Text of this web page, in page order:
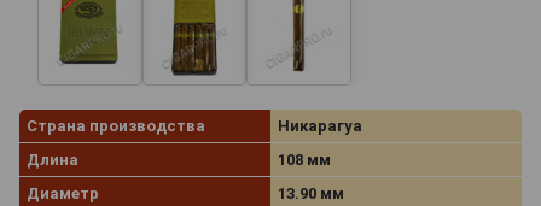
Страна производства
Никарагуа
Длина
108 мм
Диаметр
13.90 мм